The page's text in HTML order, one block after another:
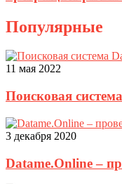
Популярные
11 мая 2022
Поисковая
3 декабря 2020
Datame.Online –